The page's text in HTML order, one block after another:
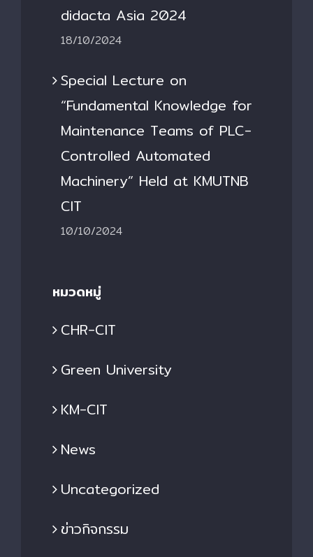
didacta Asia 2024
18/10/2024
Special Lecture on
“Fundamental Knowledge for
Maintenance Teams of PLC-
Controlled Automated
Machinery” Held at KMUTNB
CIT
10/10/2024
หมวดหมู่
CHR-CIT
Green University
KM-CIT
News
Uncategorized
ข่าวกิจกรรม